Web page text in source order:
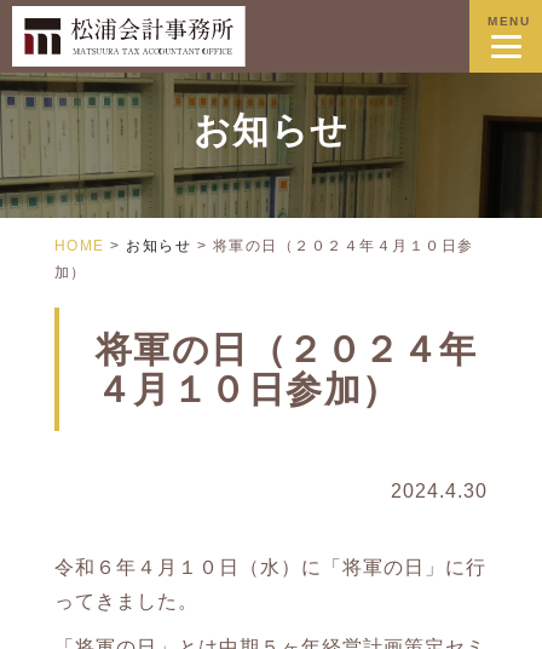
MENU
お知らせ
HOME > お知らせ > 将軍の日（２０２４年４月１０日参
加）
将軍の日（２０２４年
４月１０日参加）
2024.4.30
令和６年４月１０日（水）に「将軍の日」に行
ってきました。